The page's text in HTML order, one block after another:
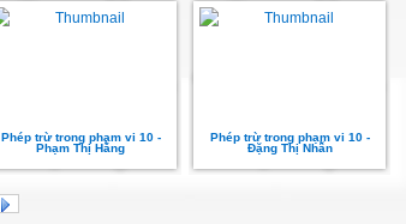
Phép trừ trong phạm vi 10 -
Phạm Thị Hằng
Phép trừ trong phạm vi 10 -
Đặng Thị Nhẫn